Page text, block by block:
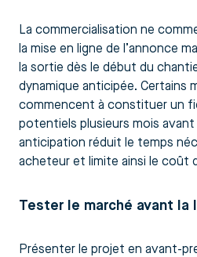
La commercialisation ne
la mise en ligne de l’annonce
la sortie dès le début du
dynamique anticipée. Certains
commencent à constituer un
potentiels plusieurs mois avant
anticipation réduit le temps
acheteur et limite ainsi le coût
Tester le marché avant la
Présenter le projet en avant-